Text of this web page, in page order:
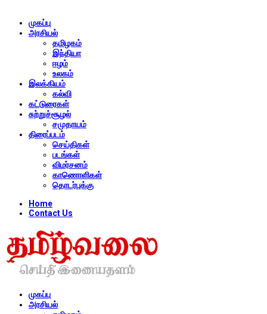
முகப்பு
அரசியல்
தமிழகம்
இந்தியா
ஈழம்
உலகம்
இலக்கியம்
கல்வி
கட்டுரைகள்
சுற்றுச்சூழல்
சமுதாயம்
திரைப்படம்
செய்திகள்
படங்கள்
விமர்சனம்
காணொளிகள்
தொடர்புக்கு
Home
Contact Us
முகப்பு
அரசியல்